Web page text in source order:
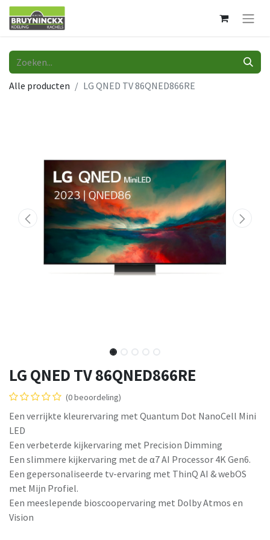
Alle producten LG QNED TV 86QNED866RE
LG QNED TV 86QNED866RE
(0 beoordeling)
Een verrijkte kleurervaring met Quantum Dot NanoCell Mini
LED
Een verbeterde kijkervaring met Precision Dimming
Een slimmere kijkervaring met de α7 AI Processor 4K Gen6.​
Een gepersonaliseerde tv-ervaring met ThinQ AI & webOS
met Mijn Profiel.
Een meeslepende bioscoopervaring met Dolby Atmos en
Vision